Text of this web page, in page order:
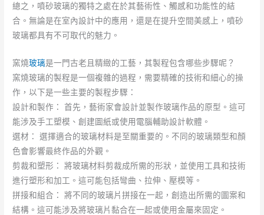
總之，噴砂玻璃的獨特之處在於其藝術性、觸感和功能性的結
合。無論是在室內設計中的應用，還是在提升空間美感上，噴砂
玻璃都具有不可取代的魅力。
窯燒玻璃是一門古老且精緻的工藝，其製程包含哪些步驟呢？
窯燒玻璃的製程是一個複雜的過程，需要精確的技術和細心的操
作，以下是一些主要的製程步驟：
設計和製作： 首先，藝術家會設計並製作玻璃作品的原型。這可
能涉及手工塑模、創建圖紙或使用電腦輔助設計軟體。
選材： 選擇適合的玻璃材料是至關重要的。不同的玻璃類型和顏
色會影響最終作品的外觀。
剪裁和塑形： 將玻璃材料剪裁成所需的形狀，並使用工具和技術
進行塑形和加工。這可能包括彎曲、拉伸、壓模等。
拼接和組合： 將不同的玻璃片拼接在一起，創造出所需的圖案和
結構。這可能涉及將玻璃片黏合在一起或使用金屬來固定。